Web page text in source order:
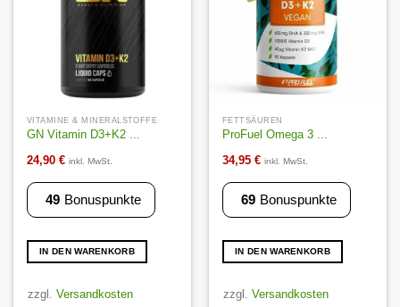
VITAMINE & MINERALSTOFFE
GN Vitamin D3+K2 ...
24,90 € inkl. MwSt.
49 Bonuspunkte
IN DEN WARENKORB
zzgl. Versandkosten
FETTSÄUREN
ProFuel Omega 3 ...
34,95 € inkl. MwSt.
69 Bonuspunkte
IN DEN WARENKORB
zzgl. Versandkosten